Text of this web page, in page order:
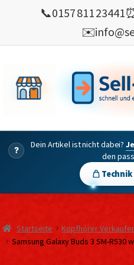
📞0157 811 23441
✉️
springen
springen
Mein Konto
verkaufen
💰 Bonusprogramm
?
Dein Artikel ist nicht dabei?
den
Startseite Kopfhörer
Samsung Galaxy Buds 3 SM-R530